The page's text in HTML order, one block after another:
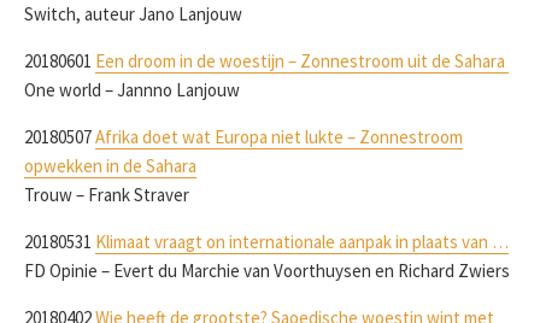
Switch, auteur Jano Lanjouw
20180601 Een droom in de woestijn – Zonnestroom uit de Sahara
One world – Jannno Lanjouw
20180507Afrika doet wat Europa niet lukte – Zonnestroom
opwekken in de Sahara
Trouw – Frank Straver
20180531 Klimaat vraagt on internationale aanpak in plaats van …
FD Opinie – Evert du Marchie van Voorthuysen en Richard Zwiers
20180402Wie heeft de grootste? Saoedische woestin wint met